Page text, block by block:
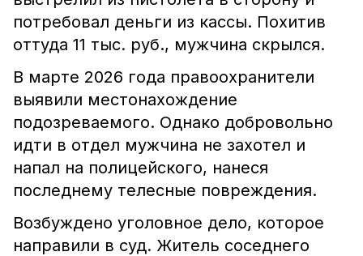
потребовал деньги из кассы. Похитив
оттуда 11 тыс. руб., мужчина скрылся.
В марте 2026 года правоохранители
выявили местонахождение
подозреваемого. Однако добровольно
идти в отдел мужчина не захотел и
напал на полицейского, нанеся
последнему телесные повреждения.
Возбуждено уголовное дело, которое
направили в суд. Житель соседнего